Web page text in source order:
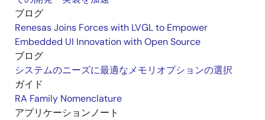
ブログ
Renesas Joins Forces with LVGL to Empower
Embedded UI Innovation with Open Source
ブログ
システムのニーズに最適なメモリオプションの選択
ガイド
RA Family Nomenclature
アプリケーションノート